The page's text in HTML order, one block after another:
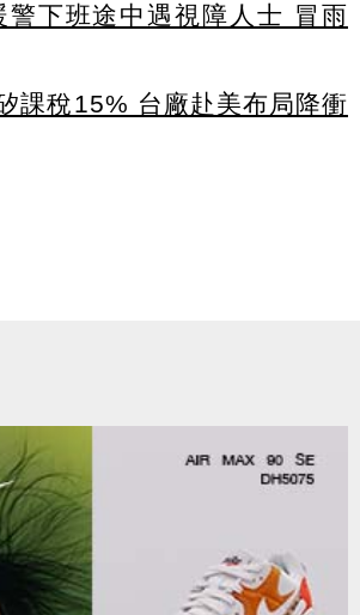
警下班途中遇視障人士 冒雨
課稅15% 台廠赴美布局降衝